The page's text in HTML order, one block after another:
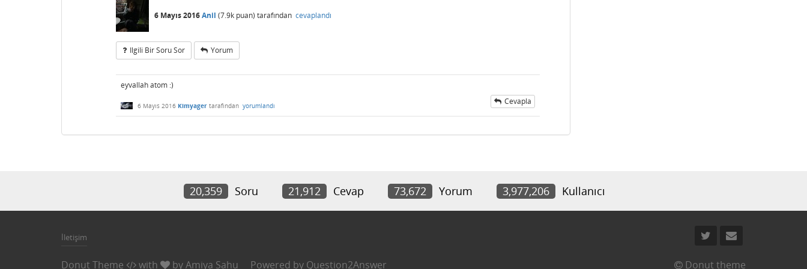
6 Mayıs 2016Anil (7.9k puan) tarafından cevaplandı
Ilgili Bir Soru Sor Yorum
eyvallah atom :)
6 Mayıs 2016 Kimyager tarafından yorumlandı Cevapla
20,359 Soru 21,912 Cevap 73,672 Yorum 3,977,206 Kullanıcı
İletişim
Donut Theme with byAmiya Sahu Powered by Question2Answer Donut theme